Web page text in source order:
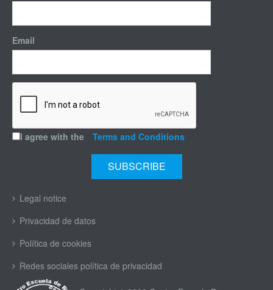
Email
I agree with the Terms and Conditions
Legal notice
Privacidad de datos
Política de cookies
Redes sociales política de privacidad